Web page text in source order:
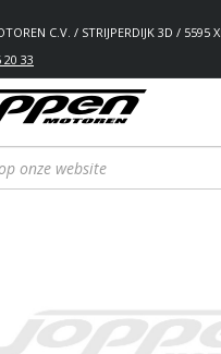
C.V. / STRIJPERDIJK 3D / 5595
20 33